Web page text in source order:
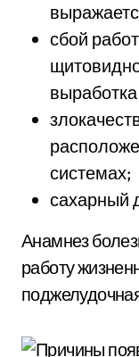
сбой
системах;
сахарный
Анамнез
работу